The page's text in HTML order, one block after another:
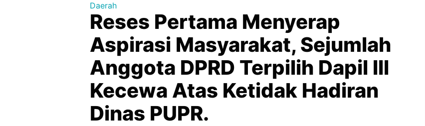
Daerah
Reses Pertama Menyerap
Aspirasi Masyarakat, Sejumlah
Anggota DPRD Terpilih Dapil lll
Kecewa Atas Ketidak Hadiran
Dinas PUPR.